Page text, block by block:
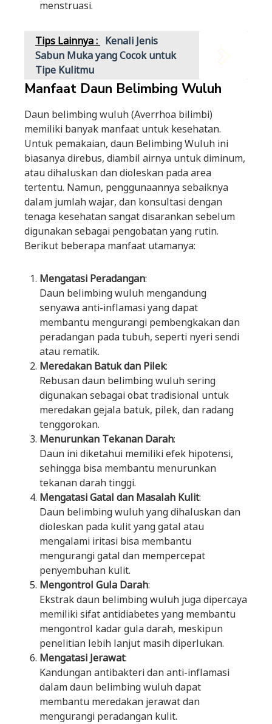
menstruasi.
Tips Lainnya : Kenali Jenis
Sabun Muka yang Cocok untuk
Tipe Kulitmu
Manfaat Daun Belimbing Wuluh
Daun belimbing wuluh (Averrhoa bilimbi)
memiliki banyak manfaat untuk kesehatan.
Untuk pemakaian, daun Belimbing Wuluh ini
biasanya direbus, diambil airnya untuk diminum,
atau dihaluskan dan dioleskan pada area
tertentu. Namun, penggunaannya sebaiknya
dalam jumlah wajar, dan konsultasi dengan
tenaga kesehatan sangat disarankan sebelum
digunakan sebagai pengobatan yang rutin.
Berikut beberapa manfaat utamanya:
Mengatasi Peradangan:
Daun belimbing wuluh mengandung
senyawa anti-inflamasi yang dapat
membantu mengurangi pembengkakan dan
peradangan pada tubuh, seperti nyeri sendi
atau rematik.
Meredakan Batuk dan Pilek:
Rebusan daun belimbing wuluh sering
digunakan sebagai obat tradisional untuk
meredakan gejala batuk, pilek, dan radang
tenggorokan.
Menurunkan Tekanan Darah:
Daun ini diketahui memiliki efek hipotensi,
sehingga bisa membantu menurunkan
tekanan darah tinggi.
Mengatasi Gatal dan Masalah Kulit:
Daun belimbing wuluh yang dihaluskan dan
dioleskan pada kulit yang gatal atau
mengalami iritasi bisa membantu
mengurangi gatal dan mempercepat
penyembuhan kulit.
Mengontrol Gula Darah:
Ekstrak daun belimbing wuluh juga dipercaya
memiliki sifat antidiabetes yang membantu
mengontrol kadar gula darah, meskipun
penelitian lebih lanjut masih diperlukan.
Mengatasi Jerawat:
Kandungan antibakteri dan anti-inflamasi
dalam daun belimbing wuluh dapat
membantu meredakan jerawat dan
mengurangi peradangan kulit.